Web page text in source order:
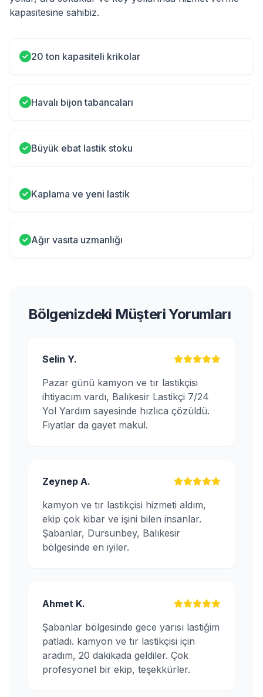
kapasitesine sahibiz.
20 ton kapasiteli krikolar
Havalı bijon tabancaları
Büyük ebat lastik stoku
Kaplama ve yeni lastik
Ağır vasıta uzmanlığı
Bölgenizdeki Müşteri Yorumları
Selin Y.
Pazar günü kamyon ve tır lastikçisi
ihtiyacım vardı, Balıkesir Lastikçi 7/24
Yol Yardım sayesinde hızlıca çözüldü.
Fiyatlar da gayet makul.
Zeynep A.
kamyon ve tır lastikçisi hizmeti aldım,
ekip çok kibar ve işini bilen insanlar.
Şabanlar, Dursunbey, Balıkesir
bölgesinde en iyiler.
Ahmet K.
Şabanlar bölgesinde gece yarısı lastiğim
patladı. kamyon ve tır lastikçisi için
aradım, 20 dakikada geldiler. Çok
profesyonel bir ekip, teşekkürler.